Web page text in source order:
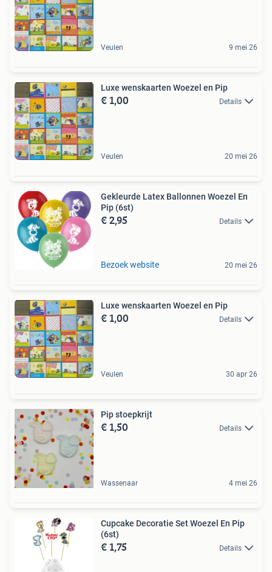
Veulen 9 mei 26
Luxe wenskaarten Woezel en Pip
€ 1,00 Details
Veulen 20 mei 26
Gekleurde Latex Ballonnen Woezel En
Pip (6st)
€ 2,95 Details
Bezoek website 20 mei 26
Luxe wenskaarten Woezel en Pip
€ 1,00 Details
Veulen 30 apr 26
Pip stoepkrijt
€ 1,50 Details
Wassenaar 4 mei 26
Cupcake Decoratie Set Woezel En Pip
(6st)
€ 1,75 Details